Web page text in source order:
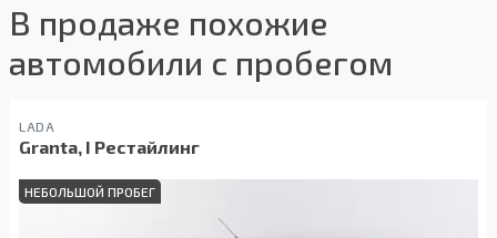
В продаже похожие
автомобили с пробегом
LADA
Granta, I Рестайлинг
НЕБОЛЬШОЙ ПРОБЕГ